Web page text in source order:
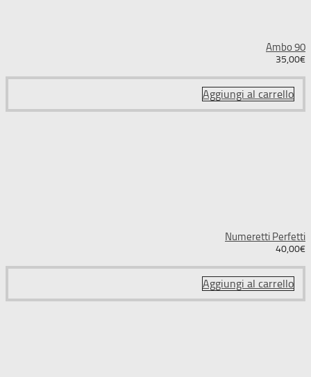
Ambo 90
35,00€
Aggiungi al carrello
Numeretti Perfetti
40,00€
Aggiungi al carrello